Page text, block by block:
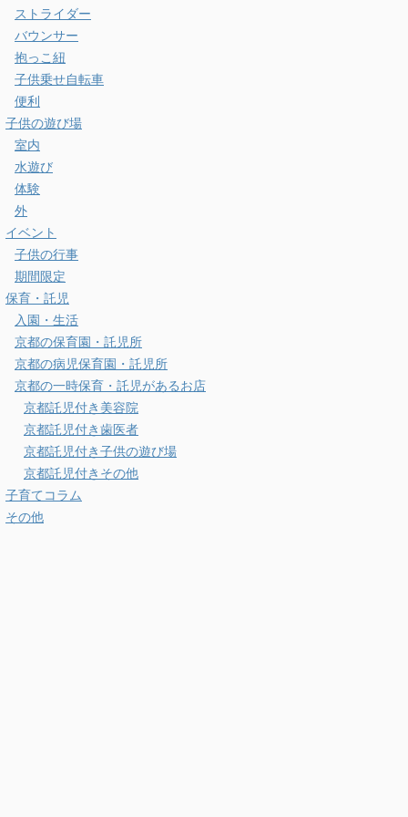
ストライダー
バウンサー
抱っこ紐
子供乗せ自転車
便利
子供の遊び場
室内
水遊び
体験
外
イベント
子供の行事
期間限定
保育・託児
入園・生活
京都の保育園・託児所
京都の病児保育園・託児所
京都の一時保育・託児があるお店
京都託児付き美容院
京都託児付き歯医者
京都託児付き子供の遊び場
京都託児付きその他
子育てコラム
その他